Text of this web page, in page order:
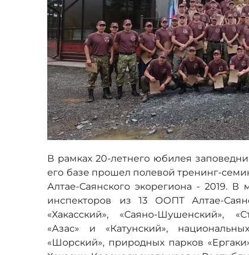
В рамках 20-летнего юбилея
его базе прошел полевой тренинг-
Алтае-Саянского экорегиона - 2019.
инспекторов из 13 ООПТ Алтае-
«Хакасский», «Саяно-Шушенский»,
«Азас» и «Катунский»,
«Шорский», природных парков